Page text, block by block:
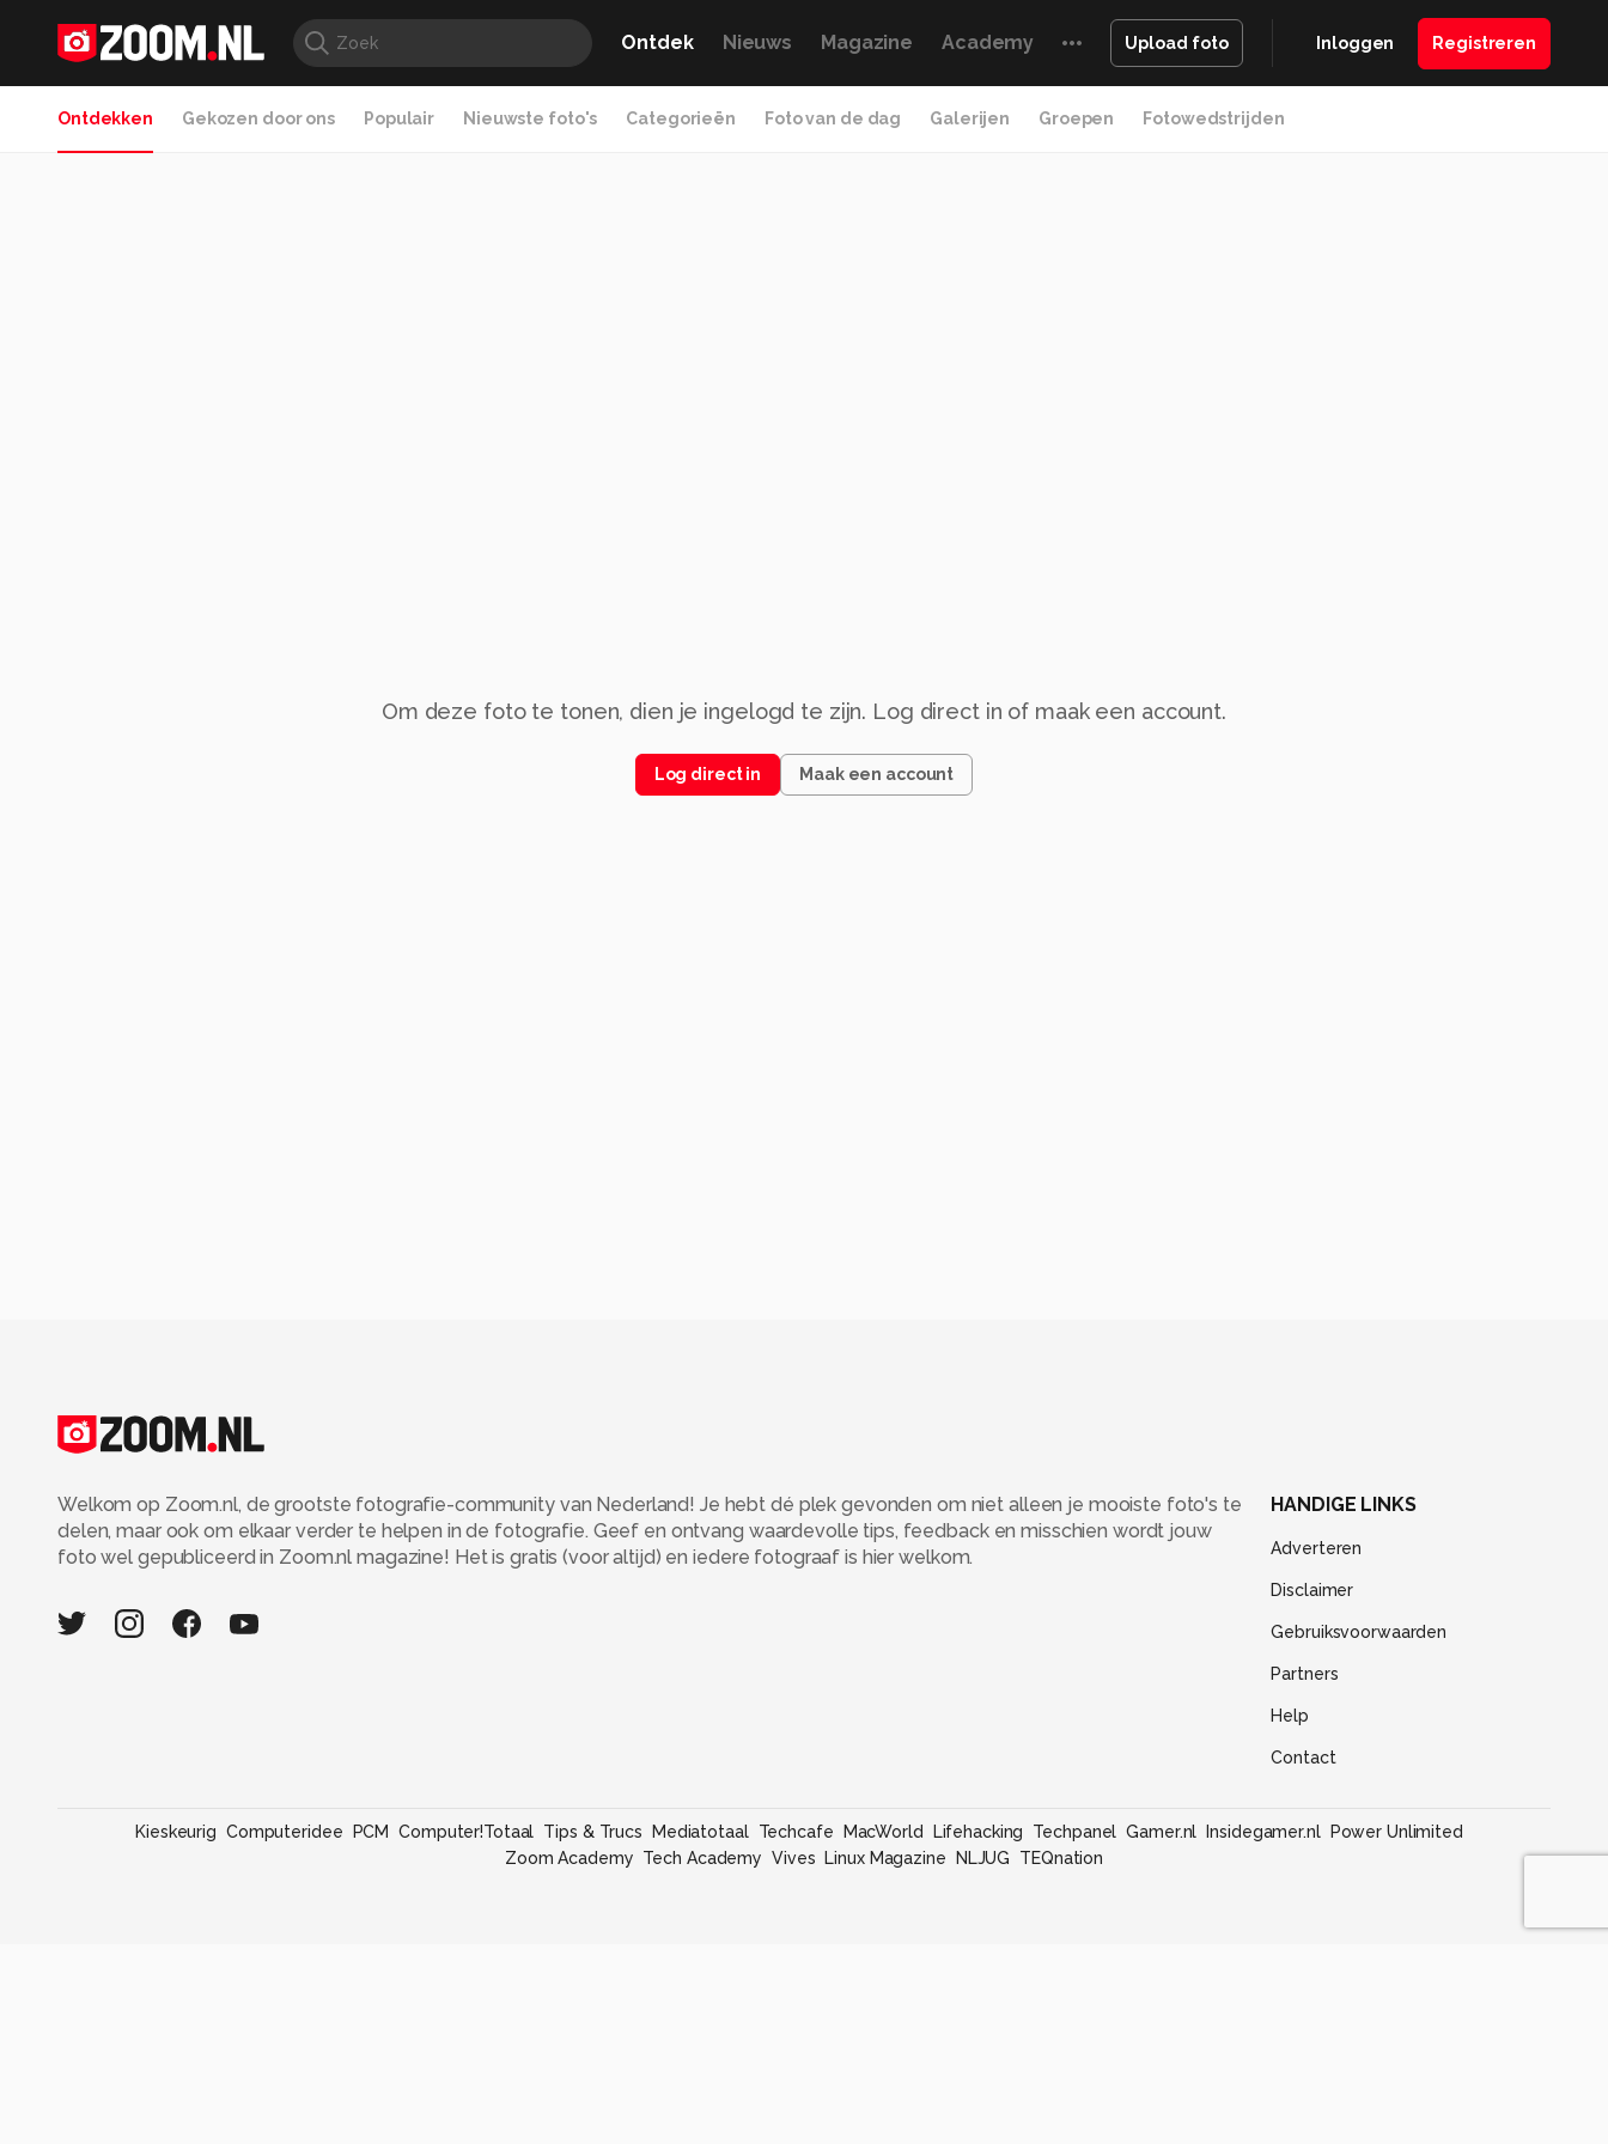
Ontdek Nieuws Magazine Academy Upload foto Inloggen Registreren
Ontdekken Gekozen door ons Populair Nieuwste foto's Categorieën Foto van de dag Galerijen Groepen Fotowedstrijden
Om deze foto te tonen, dien je ingelogd te zijn. Log direct in of maak een account.
Log direct in Maak een account
Welkom op Zoom.nl, de grootste fotografie-community van Nederland! Je hebt dé plek gevonden om niet alleen je mooiste foto's te
delen, maar ook om elkaar verder te helpen in de fotografie. Geef en ontvang waardevolle tips, feedback en misschien wordt jouw
foto wel gepubliceerd in Zoom.nl magazine! Het is gratis (voor altijd) en iedere fotograaf is hier welkom.
HANDIGE LINKS
Adverteren
Disclaimer
Gebruiksvoorwaarden
Partners
Help
Contact
Kieskeurig Computeridee PCM Computer!Totaal Tips & Trucs Mediatotaal Techcafe MacWorld Lifehacking Techpanel Gamer.nl Insidegamer.nl
Power Unlimited
Zoom Academy Tech Academy Vives Linux Magazine NLJUG TEQnation